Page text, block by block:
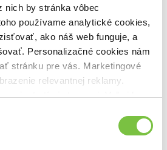
nich by stránka vôbec
používame analytické cookies,
ako náš web funguje, a
Personalizačné cookies nám
stránku pre vás. Marketingové
relevantnej reklamy.
aj s tretími stranami. Veľmi by
Sisters
Targoff,Riverrun(2024)
Women Who Wrote the Renaissance
remarkable work about women
in the English Renaissance
our notion of the Shakespearean
before there was any possibility...